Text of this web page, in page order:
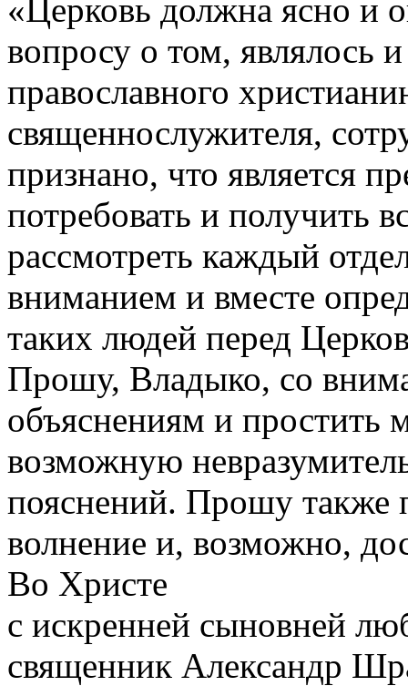
«Церковь должна ясно и
вопросу о том, являлось
православного
священнослужителя,
признано, что является
потребовать и получить
рассмотреть каждый
вниманием и вместе
таких людей перед
Прошу, Владыко, со
объяснениям и простить
возможную
пояснений. Прошу также
волнение и, возможно,
Во Христе
с искренней сыновней
священник Александр